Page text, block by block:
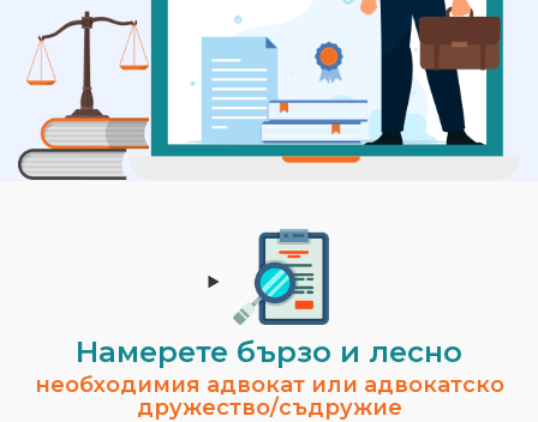
Намерете бързо и лесно
необходимия адвокат или адвокатско
дружество/съдружие